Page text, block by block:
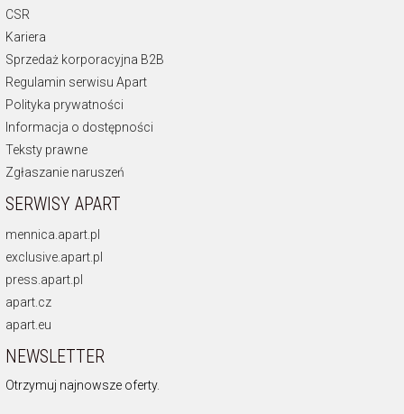
CSR
Kariera
Sprzedaż korporacyjna B2B
Regulamin serwisu Apart
Polityka prywatności
Informacja o dostępności
Teksty prawne
Zgłaszanie naruszeń
SERWISY APART
mennica.apart.pl
exclusive.apart.pl
press.apart.pl
apart.cz
apart.eu
NEWSLETTER
Otrzymuj najnowsze oferty.